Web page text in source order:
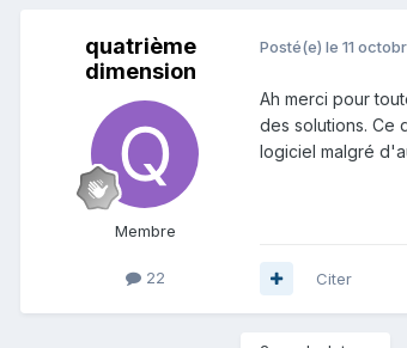
quatrième
dimension
Membre
22
Posté(e) le 11
Ah merci pour
des solutions. Ce
logiciel malgré
Citer